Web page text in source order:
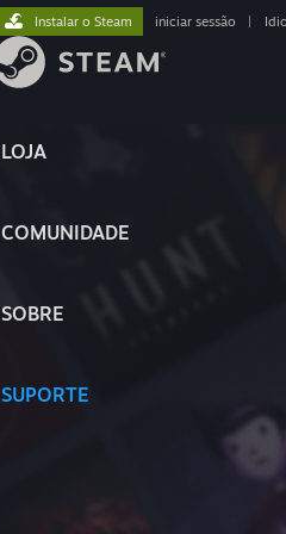
LOJA
COMUNIDADE
SOBRE
SUPORTE
Instalar o Steam iniciar sessão